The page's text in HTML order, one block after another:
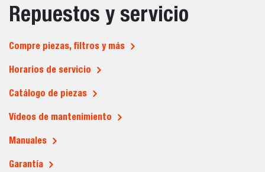
Repuestos y servicio
Compre piezas, filtros y más
Horarios de servicio
Catálogo de piezas
Vídeos de mantenimiento
Manuales
Garantía